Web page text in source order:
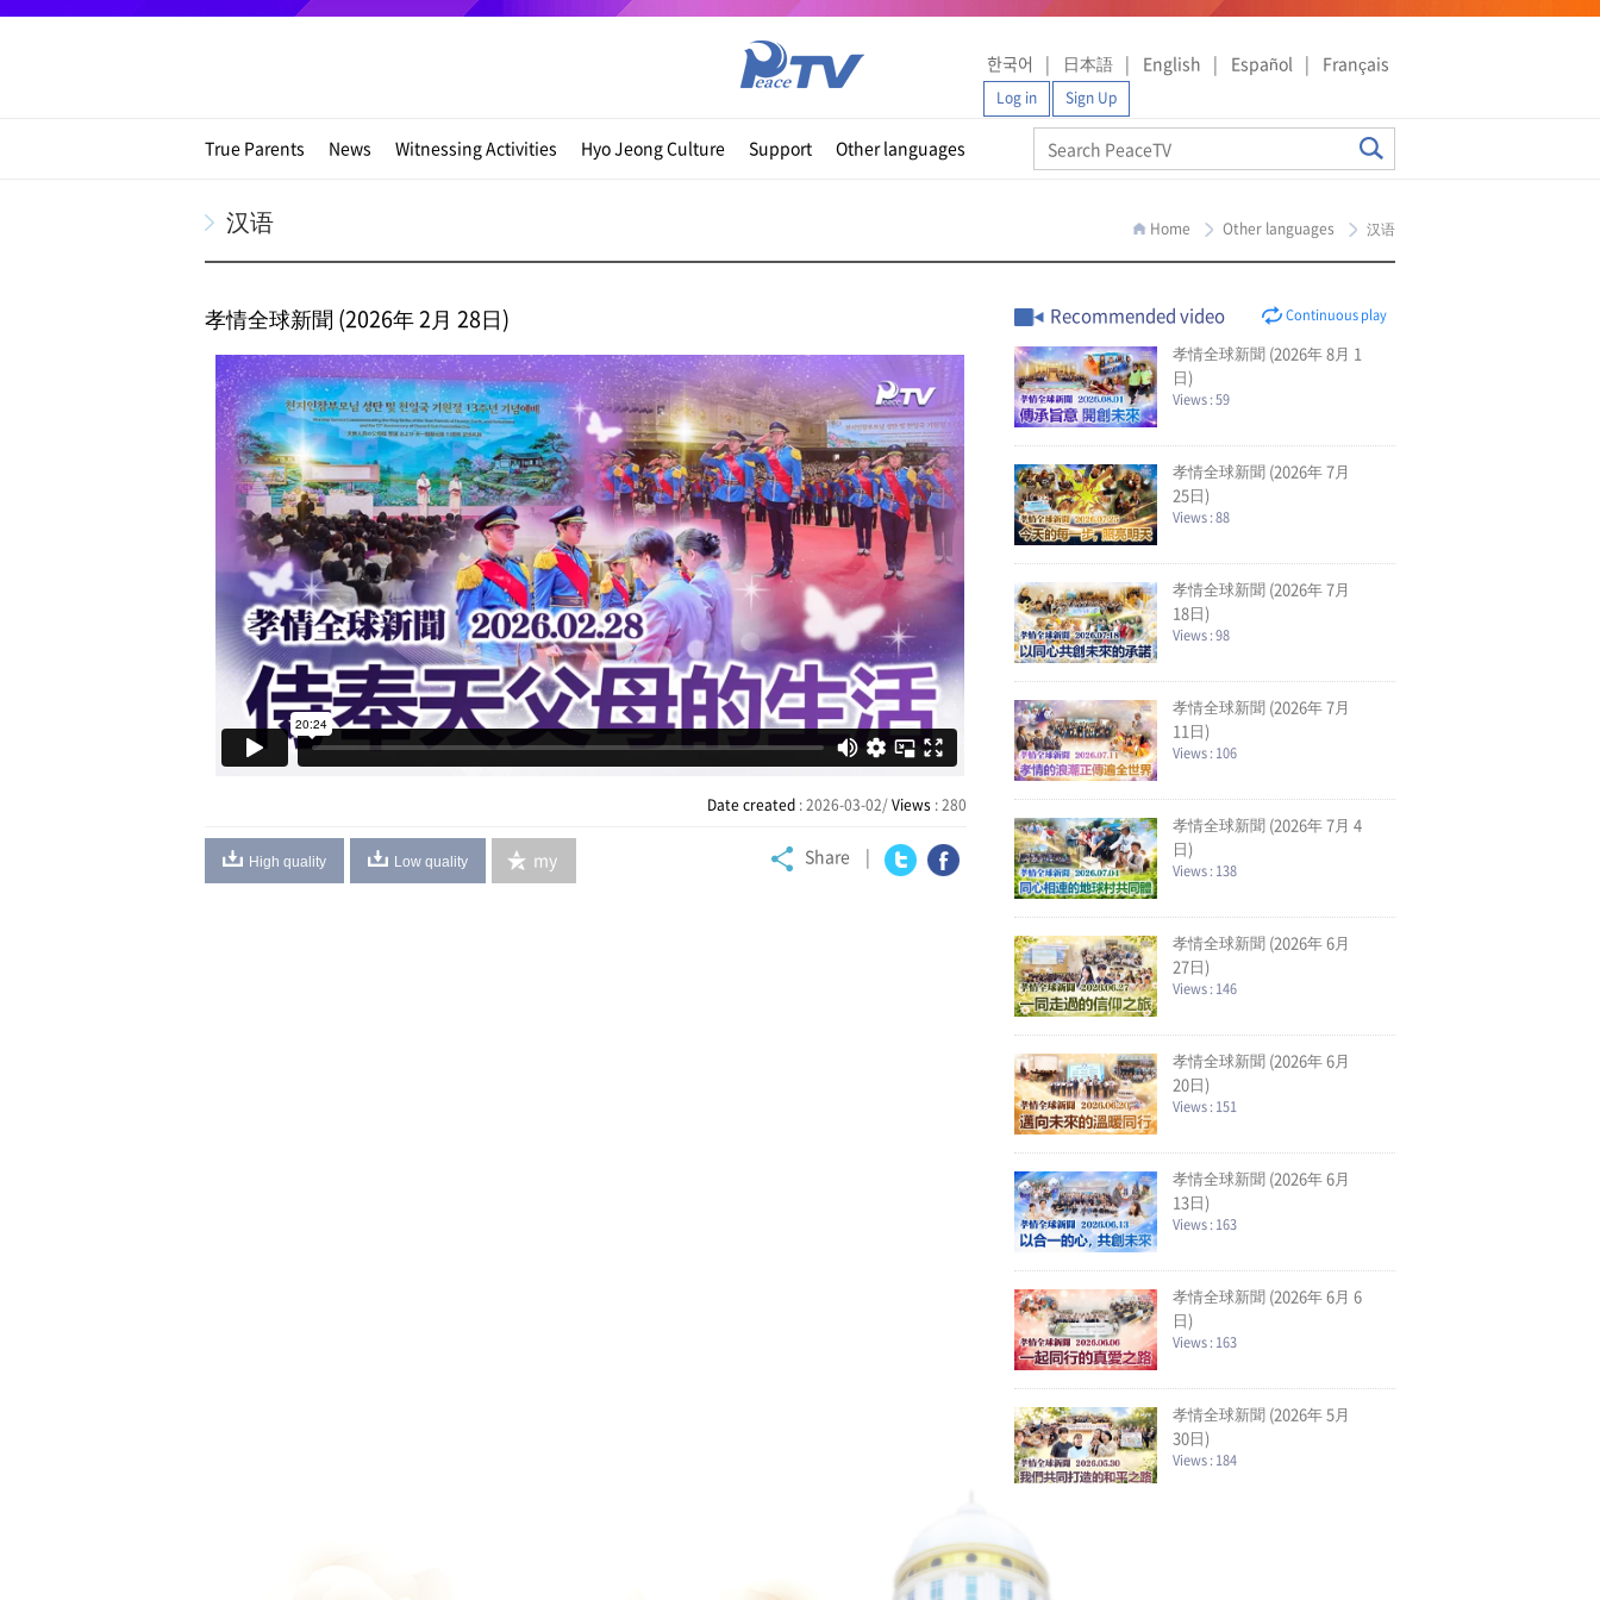
한국어 日本語 English Español Français
Log in Sign Up
True Parents News Witnessing Activities Hyo Jeong Culture Support Other languages
汉语 Home Other languages 汉语
孝情全球新聞 (2026年 2月 28日)
Date created : 2026-03-02/Views : 280
High quality Low quality my
Share